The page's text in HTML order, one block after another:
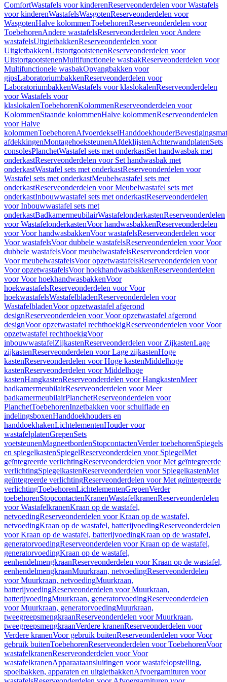
ComfortWastafels voor kinderenReserveonderdelen voor Wastafels
voor kinderenWastafelsWasgotenReserveonderdelen voor
WasgotenHalve kolommenToebehorenReserveonderdelen voor
ToebehorenAndere wastafelsReserveonderdelen voor Andere
wastafelsUitgietbakkenReserveonderdelen voor
UitgietbakkenUitstortgootstenenReserveonderdelen voor
UitstortgootstenenMultifunctionele wasbakReserveonderdelen voor
Multifunctionele wasbakOpvangbakken voor
gipsLaboratoriumbakkenReserveonderdelen voor
LaboratoriumbakkenWastafels voor klaslokalenReserveonderdelen
voor Wastafels voor
klaslokalenToebehorenKolommenReserveonderdelen voor
KolommenStaande kolommenHalve kolommenReserveonderdelen
voor Halve
kolommenToebehorenAfvoerdekselHanddoekhouder
afdekkingenMontagehoeksteunenAfdeklijstenAchterwandplatenSets
consolesPlanchetWastafel sets met onderkastSet handwasbak met
onderkastReserveonderdelen voor Set handwasbak met
onderkastWastafel sets met onderkastReserveonderdelen voor
Wastafel sets met onderkastMeubelwastafel sets met
onderkastReserveonderdelen voor Meubelwastafel sets met
onderkastInbouwwastafel sets met onderkastReserveonderdelen
voor Inbouwwastafel sets met
onderkastBadkamermeubilairWastafelonderkastenReserveonderdelen
voor WastafelonderkastenVoor handwasbakkenReserveonderdelen
voor Voor handwasbakkenVoor wastafelsReserveonderdelen voor
Voor wastafelsVoor dubbele wastafelsReserveonderdelen voor Voor
dubbele wastafelsVoor meubelwastafelsReserveonderdelen voor
Voor meubelwastafelsVoor opzetwastafelsReserveonderdelen voor
Voor opzetwastafelsVoor hoekhandwasbakkenReserveonderdelen
voor Voor hoekhandwasbakkenVoor
hoekwastafelsReserveonderdelen voor Voor
hoekwastafelsWastafelbladenReserveonderdelen voor
WastafelbladenVoor opzetwastafel afgerond
designReserveonderdelen voor Voor opzetwastafel afgerond
designVoor opzetwastafel rechthoekigReserveonderdelen voor Voor
opzetwastafel rechthoekigVoor
inbouwwastafelZijkastenReserveonderdelen voor ZijkastenLage
zijkastenReserveonderdelen voor Lage zijkastenHoge
kastenReserveonderdelen voor Hoge kastenMiddelhoge
kastenReserveonderdelen voor Middelhoge
kastenHangkastenReserveonderdelen voor HangkastenMeer
badkamermeubilairReserveonderdelen voor Meer
badkamermeubilairPlanchetReserveonderdelen voor
PlanchetToebehorenInzetbakken voor schuiflade en
indelingsboxenHanddoekhouders en
handdoekhakenLichtelementenHouder voor
wastafelplatenGrepenSets
voetsteunenMagneetbordenStopcontactenVerder toebehorenSpiegels
en spiegelkastenSpiegelReserveonderdelen voor SpiegelMet
geïntegreerde verlichtingReserveonderdelen voor Met geïntegreerde
verlichtingSpiegelkastenReserveonderdelen voor SpiegelkastenMet
geïntegreerde verlichtingReserveonderdelen voor Met geïntegreerde
verlichtingToebehorenLichtelementenGrepenVerder
toebehorenStopcontactenKranenWastafelkranenReserveonderdelen
voor WastafelkranenKraan op de wastafel,
netvoedingReserveonderdelen voor Kraan op de wastafel,
netvoedingKraan op de wastafel, batterijvoedingReserveonderdelen
voor Kraan op de wastafel, batterijvoedingKraan op de wastafel,
generatorvoedingReserveonderdelen voor Kraan op de wastafel,
generatorvoedingKraan op de wastafel,
eenhendelmengkraanReserveonderdelen voor Kraan op de wastafel,
eenhendelmengkraanMuurkraan, netvoedingReserveonderdelen
voor Muurkraan, netvoedingMuurkraan,
batterijvoedingReserveonderdelen voor Muurkraan,
batterijvoedingMuurkraan, generatorvoedingReserveonderdelen
voor Muurkraan, generatorvoedingMuurkraan,
tweegreepsmengkraanReserveonderdelen voor Muurkraan,
tweegreepsmengkraanVerdere kranenReserveonderdelen voor
Verdere kranenVoor gebruik buitenReserveonderdelen voor Voor
gebruik buitenToebehorenReserveonderdelen voor ToebehorenVoor
wastafelkranenReserveonderdelen voor Voor
wastafelkranenApparaataansluitingen voor wastafelopstelling,
spoelbakken, apparaten en uitgietbakkenAfvoergarnituren voor